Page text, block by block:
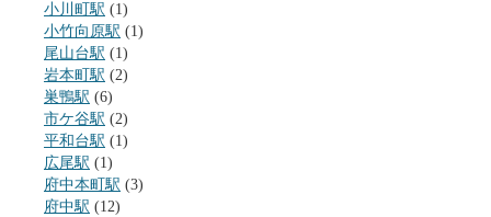
小川町駅 (1)
小竹向原駅 (1)
尾山台駅 (1)
岩本町駅 (2)
巣鴨駅 (6)
市ケ谷駅 (2)
平和台駅 (1)
広尾駅 (1)
府中本町駅 (3)
府中駅 (12)